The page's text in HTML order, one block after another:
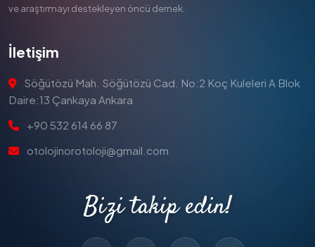
ve araştırmayı destekleyen öncü dernek.
İletişim
Söğütözü Mah. Söğütözü Cad. No:2 Koç Kuleleri A Blok
Daire:13 Çankaya Ankara
+90 532 614 66 87
otolojinorotoloji@gmail.com
Bizi takip edin!